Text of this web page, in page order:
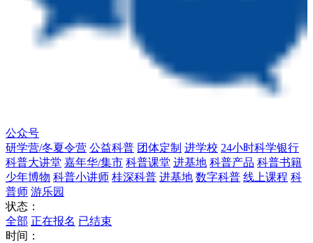
公众号
研学营/冬夏令营 公益科普 团体定制 进学校 24小时科学银行
科普大讲堂 嘉年华/集市 科普课堂 进基地 科普产品 科普书籍
少年博物 科普小讲师 桂深科普 进基地 数字科普 线上课程 科
普师 游乐园
状态：
全部 正在报名 已结束
时间：